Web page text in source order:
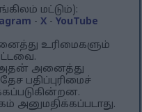
மட்டும்):
-X -YouTube
அனைத்து உரிமைகளும்
அனைத்து
பதிப்புரிமைச்
அனுமதிக்கப்படாது.